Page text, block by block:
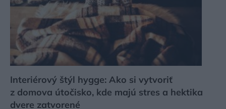
Interiérový štýl hygge: Ako si vytvoriť
z domova útočisko, kde majú stres a hektika
dvere zatvorené